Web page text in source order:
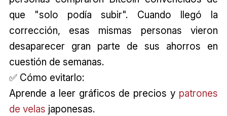
que "solo podía subir". Cuando llegó la
corrección, esas mismas personas vieron
desaparecer gran parte de sus ahorros en
cuestión de semanas.
✅ Cómo evitarlo:
Aprende a leer gráficos de precios y patrones
de velas japonesas.